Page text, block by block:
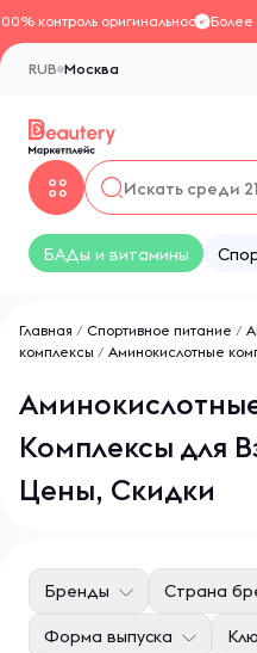
контроль оригинальностиБолее
Москва
RUB
БАДы и витамины
Главная / Спортивное питание /
комплексы / Аминокислотные
Комплексы для
Цены, Скидки
Бренды Страна
Форма выпуска